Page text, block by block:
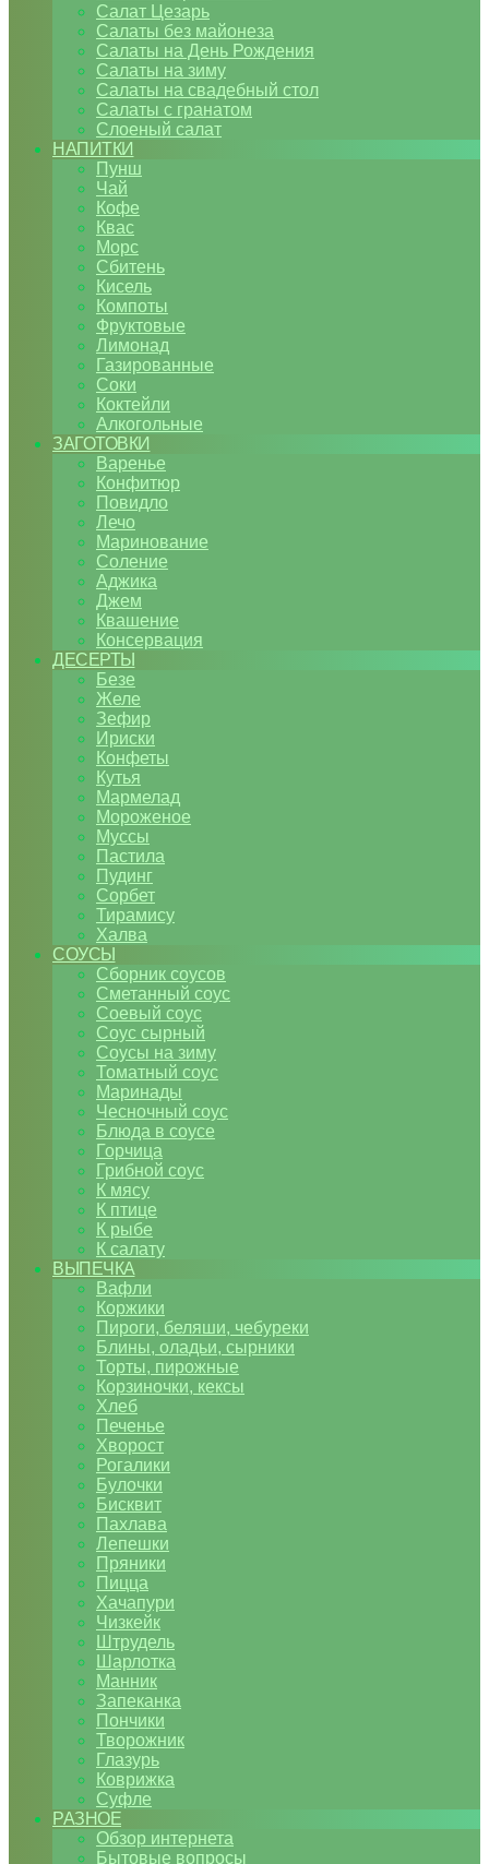
Салат Цезарь
Салаты без майонеза
Салаты на День Рождения
Салаты на зиму
Салаты на свадебный стол
Салаты с гранатом
Слоеный салат
НАПИТКИ
Пунш
Чай
Кофе
Квас
Морс
Сбитень
Кисель
Компоты
Фруктовые
Лимонад
Газированные
Соки
Коктейли
Алкогольные
ЗАГОТОВКИ
Варенье
Конфитюр
Повидло
Лечо
Маринование
Соление
Аджика
Джем
Квашение
Консервация
ДЕСЕРТЫ
Безе
Желе
Зефир
Ириски
Конфеты
Кутья
Мармелад
Мороженое
Муссы
Пастила
Пудинг
Сорбет
Тирамису
Халва
СОУСЫ
Сборник соусов
Сметанный соус
Соевый соус
Соус сырный
Соусы на зиму
Томатный соус
Маринады
Чесночный соус
Блюда в соусе
Горчица
Грибной соус
К мясу
К птице
К рыбе
К салату
ВЫПЕЧКА
Вафли
Коржики
Пироги, беляши, чебуреки
Блины, оладьи, сырники
Торты, пирожные
Корзиночки, кексы
Хлеб
Печенье
Хворост
Рогалики
Булочки
Бисквит
Пахлава
Лепешки
Пряники
Пицца
Хачапури
Чизкейк
Штрудель
Шарлотка
Манник
Запеканка
Пончики
Творожник
Глазурь
Коврижка
Суфле
РАЗНОЕ
Обзор интернета
Бытовые вопросы